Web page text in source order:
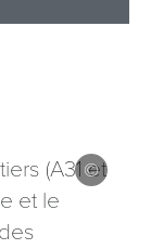
(A31 et
et le
de
par